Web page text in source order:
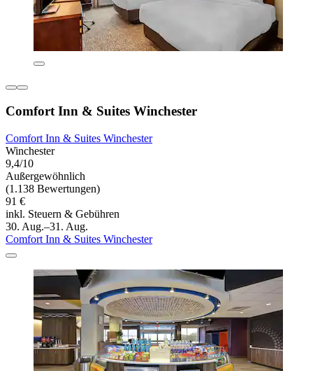
Comfort Inn & Suites Winchester
Comfort Inn & Suites Winchester
Winchester
9,4/10
Außergewöhnlich
(1.138 Bewertungen)
91 €
inkl. Steuern & Gebühren
30. Aug.–31. Aug.
Comfort Inn & Suites Winchester